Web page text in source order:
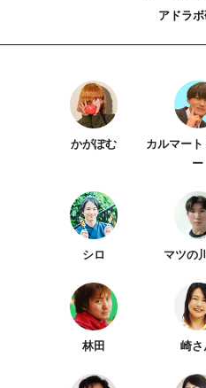
アドラ
かがぽむ
カルマー
ー
シロ マツの
林田 崎さ